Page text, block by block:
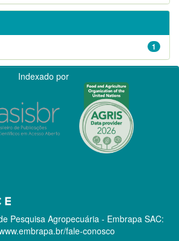
1
Indexado por
Pesquisa Agropecuária - Embrapa SAC:
fale-conosco